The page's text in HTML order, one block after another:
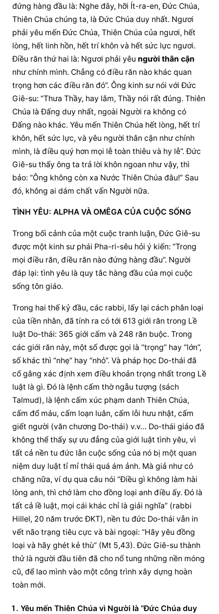
đứng hàng đầu là: Nghe đây, hỡi Ít-ra-en, Đức Chúa,
Thiên Chúa chúng ta, là Đức Chúa duy nhất. Ngươi
phải yêu mến Đức Chúa, Thiên Chúa của ngươi, hết
lòng, hết linh hồn, hết trí khôn và hết sức lực ngươi.
Điều răn thứ hai là: Ngươi phải yêu người thân cận
như chính mình. Chẳng có điều răn nào khác quan
trọng hơn các điều răn đó”. Ông kinh sư nói với Đức
Giê-su: “Thưa Thầy, hay lắm, Thầy nói rất đúng. Thiên
Chúa là Đấng duy nhất, ngoài Người ra không có
Đấng nào khác. Yêu mến Thiên Chúa hết lòng, hết trí
khôn, hết sức lực, và yêu người thân cận như chính
mình, là điều quý hơn mọi lễ toàn thiêu và hy lễ”. Đức
Giê-su thấy ông ta trả lời khôn ngoan như vậy, thì
bảo: “Ông không còn xa Nước Thiên Chúa đâu!” Sau
đó, không ai dám chất vấn Người nữa.
TÌNH YÊU: ALPHA VÀ OMÊGA CỦA CUỘC SỐNG
Trong bối cảnh của một cuộc tranh luận, Đức Giê-su
được một kinh sư phái Pha-ri-sêu hỏi ý kiến: “Trong
mọi điều răn, điều răn nào đứng hàng đầu”. Người
đáp lại: tình yêu là quy tắc hàng đầu của mọi cuộc
sống tôn giáo.
Trong hai thế kỷ đầu, các rabbi, lấy lại cách phân loại
của tiền nhân, đã tính ra có tới 613 giới răn trong Lề
luật Do-thái: 365 giới cấm và 248 răn buộc. Trong
các giới răn này, một số được gọi là “trọng” hay “lớn”,
số khác thì “nhẹ” hay “nhỏ”. Và pháp học Do-thái đã
cố gắng xác định xem điều khoản trọng nhất trong Lề
luật là gì. Đó là lệnh cấm thờ ngẫu tượng (sách
Talmud), là lệnh cấm xúc phạm danh Thiên Chúa,
cấm đổ máu, cấm loạn luân, cấm lỗi hưu nhật, cấm
giết người (văn chương Do-thái) v.v… Do-thái giáo đã
không thể thấy sự ưu đẳng của giới luật tình yêu, vì
tất cả nền tu đức lẫn cuộc sống của nó bị một quan
niệm duy luật tỉ mỉ thái quá ám ảnh. Mà giả như có
chăng nữa, ví dụ qua câu nói “Điều gì không làm hài
lòng anh, thì chớ làm cho đồng loại anh điều ấy. Đó là
tất cả lề luật, mọi cái khác chỉ là giải nghĩa” (rabbi
Hillel, 20 năm trước ĐKT), nền tu đức Do-thái vẫn in
vết não trạng tiêu cực và bài ngoại: “Hãy yêu đồng
loại và hãy ghét kẻ thù” (Mt 5,43). Đức Giê-su thành
thử là người đầu tiên đã cho nổ tung những nền móng
cũ, để lao mình vào một công trình xây dựng hoàn
toàn mới.
Yêu mến Thiên Chúa vì Người là “Đức Chúa duy